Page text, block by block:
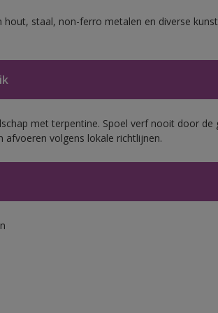
hout, staal, non-ferro metalen en diverse
met terpentine. Spoel verf nooit door
afvoeren volgens lokale richtlijnen.